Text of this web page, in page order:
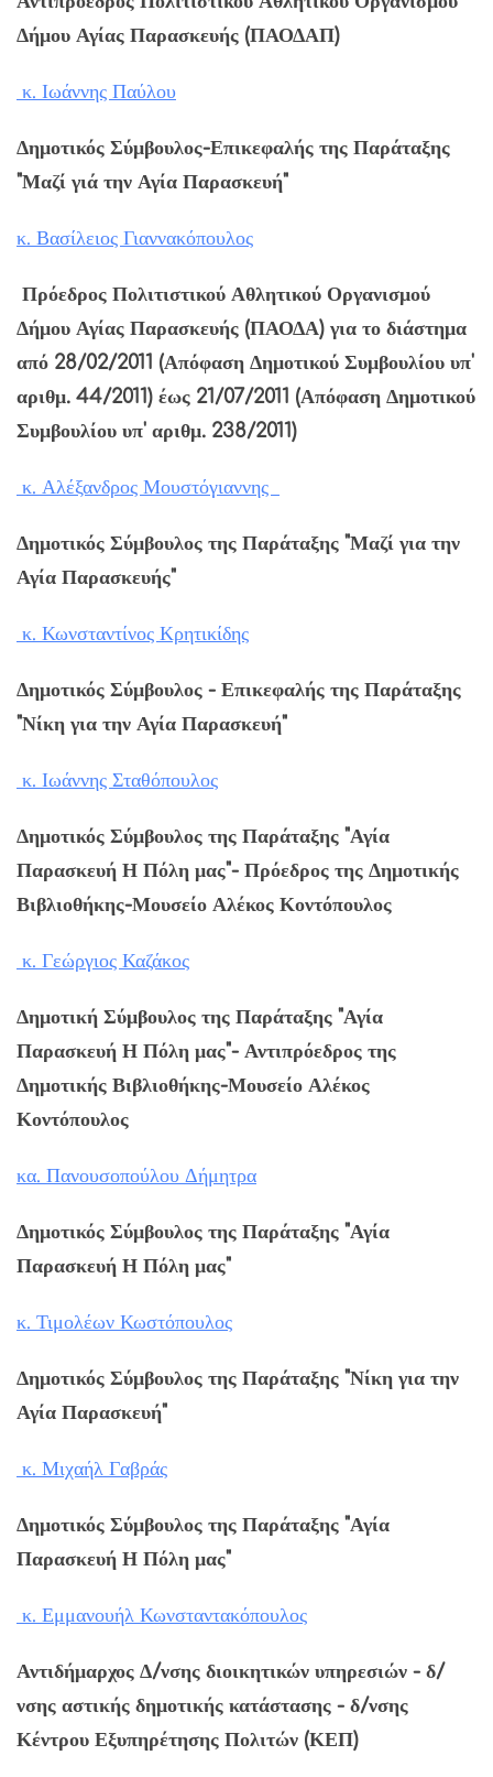
Δήμου Αγίας Παρασκευής (ΠΑΟΔΑΠ)
κ. Ιωάννης Παύλου
Δημοτικός Σύμβουλος-Επικεφαλής της Παράταξης
"Μαζί γιά την Αγία Παρασκευή"
κ. Βασίλειος Γιαννακόπουλος
Πρόεδρος Πολιτιστικού Αθλητικού Οργανισμού
Δήμου Αγίας Παρασκευής (ΠΑΟΔΑ) για το διάστημα
από 28/02/2011 (Απόφαση Δημοτικού Συμβουλίου υπ'
αριθμ. 44/2011) έως 21/07/2011 (Απόφαση Δημοτικού
Συμβουλίου υπ' αριθμ. 238/2011)
κ. Αλέξανδρος Μουστόγιαννης
Δημοτικός Σύμβουλος της Παράταξης "Μαζί για την
Αγία Παρασκευής"
κ. Κωνσταντίνος Κρητικίδης
Δημοτικός Σύμβουλος - Επικεφαλής της Παράταξης
"Νίκη για την Αγία Παρασκευή"
κ. Ιωάννης Σταθόπουλος
Δημοτικός Σύμβουλος της Παράταξης "Αγία
Παρασκευή Η Πόλη μας"- Πρόεδρος της Δημοτικής
Βιβλιοθήκης-Μουσείο Αλέκος Κοντόπουλος
κ. Γεώργιος Καζάκος
Δημοτική Σύμβουλος της Παράταξης "Αγία
Παρασκευή Η Πόλη μας"- Αντιπρόεδρος της
Δημοτικής Βιβλιοθήκης-Μουσείο Αλέκος
Κοντόπουλος
κα. Πανουσοπούλου Δήμητρα
Δημοτικός Σύμβουλος της Παράταξης "Αγία
Παρασκευή Η Πόλη μας"
κ. Τιμολέων Κωστόπουλος
Δημοτικός Σύμβουλος της Παράταξης "Νίκη για την
Αγία Παρασκευή"
κ. Μιχαήλ Γαβράς
Δημοτικός Σύμβουλος της Παράταξης "Αγία
Παρασκευή Η Πόλη μας"
κ. Εμμανουήλ Κωνσταντακόπουλος
Αντιδήμαρχος Δ/νσης διοικητικών υπηρεσιών - δ/
νσης αστικής δημοτικής κατάστασης - δ/νσης
Κέντρου Εξυπηρέτησης Πολιτών (ΚΕΠ)